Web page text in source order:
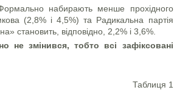
набирають менше прохідного
(2,8% і 4,5%) та Радикальна партія
становить, відповідно, 2,2% і 3,6%.
не змінився, тобто всі зафіксовані
Таблиця 1